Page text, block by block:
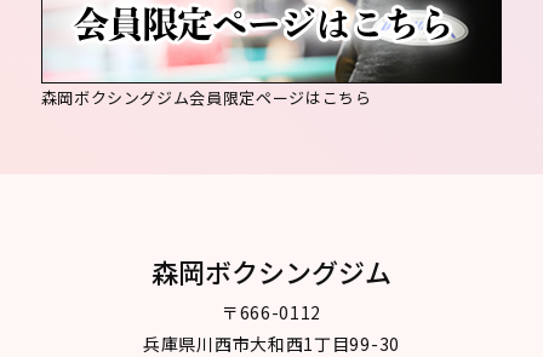
森岡ボクシングジム会員限定ページはこちら
森岡ボクシングジム
〒666-0112
兵庫県川西市大和西1丁目99-30